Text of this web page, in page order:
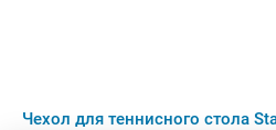
Чехол для теннисного стола